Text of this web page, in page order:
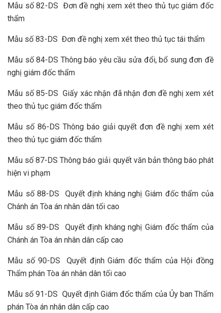
Mẫu số 82-DS Đơn đề nghị xem xét theo thủ tục giám đốc
thẩm
Mẫu số 83-DS Đơn đề nghị xem xét theo thủ tục tái thẩm
Mẫu số 84-DS Thông báo yêu cầu sửa đổi, bổ sung đơn đề
nghị giám đốc thẩm
Mẫu số 85-DS Giấy xác nhận đã nhận đơn đề nghị xem xét
theo thủ tục giám đốc thẩm
Mẫu số 86-DS Thông báo giải quyết đơn đề nghị xem xét
theo thủ tục giám đốc thẩm
Mẫu số 87-DS Thông báo giải quyết văn bản thông báo phát
hiện vi phạm
Mẫu số 88-DS Quyết định kháng nghị Giám đốc thẩm của
Chánh án Tòa án nhân dân tối cao
Mẫu số 89-DS Quyết định kháng nghị Giám đốc thẩm của
Chánh án Tòa án nhân dân cấp cao
Mẫu số 90-DS Quyết định Giám đốc thẩm của Hội đồng
Thẩm phán Tòa án nhân dân tối cao
Mẫu số 91-DS Quyết định Giám đốc thẩm của Ủy ban Thẩm
phán Tòa án nhân dân cấp cao